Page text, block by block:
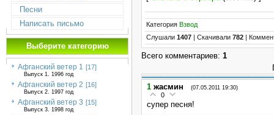
Песни
Написать письмо
Выберите категорию
Афганский ветер 1 [17]
Выпуск 1. 1996 год
Афганский ветер 2 [16]
Выпуск 2. 1997 год
Афганский ветер 3 [15]
Выпуск 3. 1998 год
Категория Взвод
Слушали 1407 Скачивали 782
Всего комментариев: 1
1 жасмин (07.05.2011 19:30)
0
супер песня!